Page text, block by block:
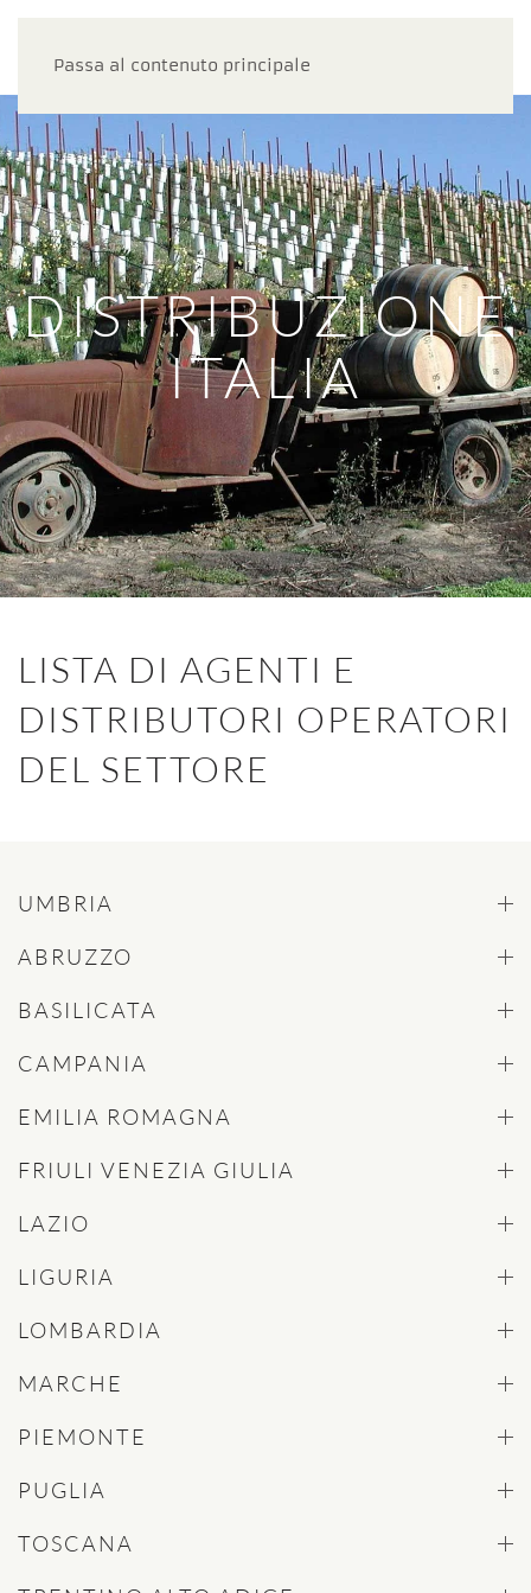
Passa al contenuto principale
DISTRIBUZIONE
ITALIA
LISTA DI AGENTI E
DISTRIBUTORI OPERATORI
DEL SETTORE
UMBRIA
ABRUZZO
BASILICATA
CAMPANIA
EMILIA ROMAGNA
FRIULI VENEZIA GIULIA
LAZIO
LIGURIA
LOMBARDIA
MARCHE
PIEMONTE
PUGLIA
TOSCANA